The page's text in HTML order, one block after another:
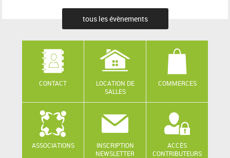
tous les évènements
CONTACT
LOCATION DE
SALLES
COMMERCES
ASSOCIATIONS
INSCRIPTION
NEWSLETTER
ACCÈS
CONTRIBUTEURS